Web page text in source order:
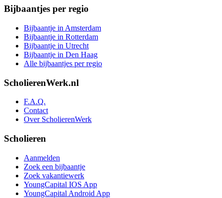
Bijbaantjes per regio
Bijbaantje in Amsterdam
Bijbaantje in Rotterdam
Bijbaantje in Utrecht
Bijbaantje in Den Haag
Alle bijbaantjes per regio
ScholierenWerk.nl
F.A.Q.
Contact
Over ScholierenWerk
Scholieren
Aanmelden
Zoek een bijbaantje
Zoek vakantiewerk
YoungCapital IOS App
YoungCapital Android App